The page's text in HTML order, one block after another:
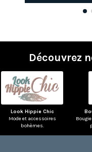
Découvrez
Look Hippie Chic
Mode et accessoires
bohèmes.